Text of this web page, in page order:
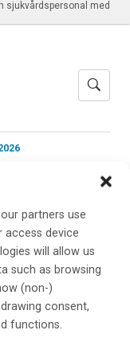
partners use
device
will allow us
such as browsing
(non-)
consent,
functions.
sjukvårdspersonal med